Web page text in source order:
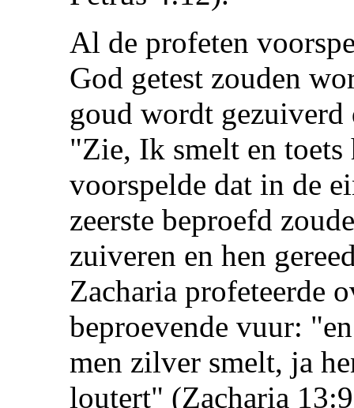
Al de profeten
God getest zouden
goud wordt gezuiverd
"Zie, Ik smelt en
voorspelde dat in de
zeerste beproefd
zuiveren en hen
Zacharia profeteerde
beproevende vuur:
men zilver smelt, ja
loutert" (Zacharia